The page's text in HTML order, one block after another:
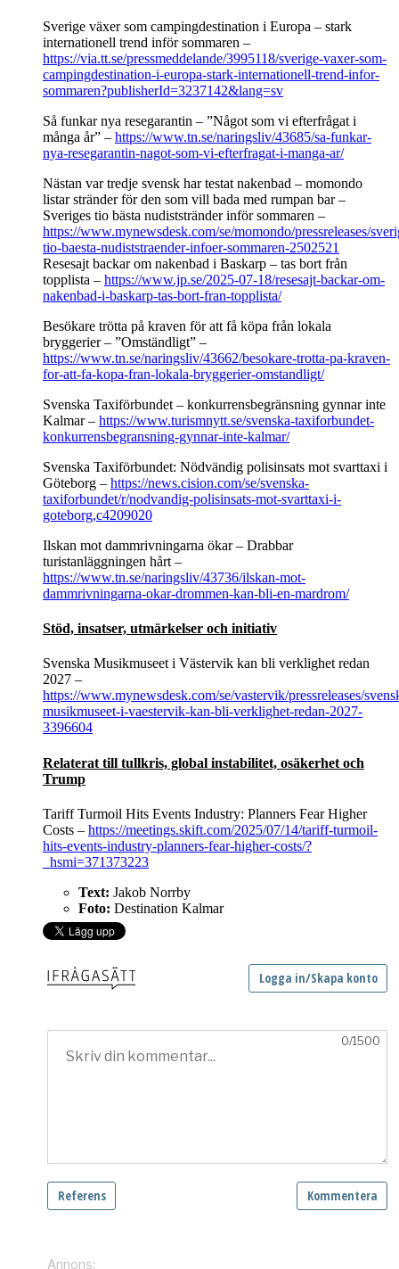
Sverige växer som campingdestination i Europa – stark
internationell trend inför sommaren –
https://via.tt.se/pressmeddelande/3995118/sverige-vaxer-som-
campingdestination-i-europa-stark-internationell-trend-infor-
sommaren?publisherId=3237142&lang=sv
Så funkar nya resegarantin – ”Något som vi efterfrågat i
många år” – https://www.tn.se/naringsliv/43685/sa-funkar-
nya-resegarantin-nagot-som-vi-efterfragat-i-manga-ar/
Nästan var tredje svensk har testat nakenbad – momondo
listar stränder för den som vill bada med rumpan bar –
Sveriges tio bästa nudiststränder inför sommaren –
https://www.mynewsdesk.com/se/momondo/pressreleases/
tio-baesta-nudiststraender-infoer-sommaren-2502521
Resesajt backar om nakenbad i Baskarp – tas bort från
topplista – https://www.jp.se/2025-07-18/resesajt-backar-om-
nakenbad-i-baskarp-tas-bort-fran-topplista/
Besökare trötta på kraven för att få köpa från lokala
bryggerier – ”Omständligt” –
https://www.tn.se/naringsliv/43662/besokare-trotta-pa-kraven-
for-att-fa-kopa-fran-lokala-bryggerier-omstandligt/
Svenska Taxiförbundet – konkurrensbegränsning gynnar inte
Kalmar – https://www.turismnytt.se/svenska-taxiforbundet-
konkurrensbegransning-gynnar-inte-kalmar/
Svenska Taxiförbundet: Nödvändig polisinsats mot svarttaxi i
Göteborg – https://news.cision.com/se/svenska-
taxiforbundet/r/nodvandig-polisinsats-mot-svarttaxi-i-
goteborg,c4209020
Ilskan mot dammrivningarna ökar – Drabbar
turistanläggningen hårt –
https://www.tn.se/naringsliv/43736/ilskan-mot-
dammrivningarna-okar-drommen-kan-bli-en-mardrom/
Stöd, insatser, utmärkelser och initiativ
Svenska Musikmuseet i Västervik kan bli verklighet redan
2027 –
https://www.mynewsdesk.com/se/vastervik/pressreleases/
musikmuseet-i-vaestervik-kan-bli-verklighet-redan-2027-
3396604
Relaterat till tullkris, global instabilitet, osäkerhet och
Trump
Tariff Turmoil Hits Events Industry: Planners Fear Higher
Costs – https://meetings.skift.com/2025/07/14/tariff-turmoil-
hits-events-industry-planners-fear-higher-costs/?
_hsmi=371373223
Text: Jakob Norrby
Foto: Destination Kalmar